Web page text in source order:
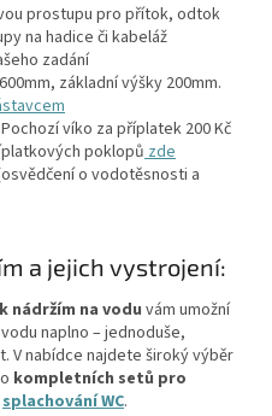
prostupu pro přítok, odtok
na hadice či kabeláž
zadání
základní výšky 200mm.
víko za příplatek 200 Kč
poklopů zde
o vodotěsnosti a
a jejich vystrojení:
nádržím na voduvám umožní
naplno – jednoduše,
V nabídce najdete široký výběr
kompletních setů pro
splachování WC.